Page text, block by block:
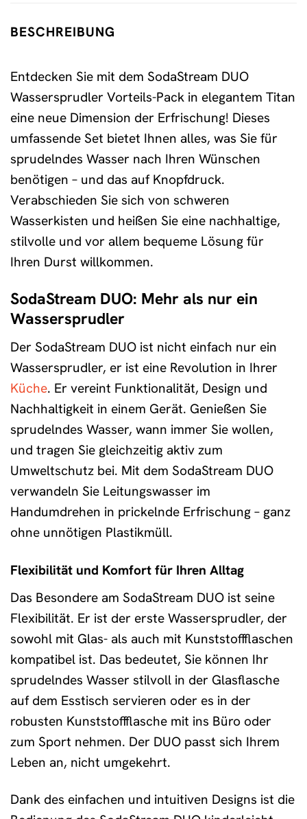
BESCHREIBUNG
Entdecken Sie mit dem SodaStream DUO
Wassersprudler Vorteils-Pack in elegantem Titan
eine neue Dimension der Erfrischung! Dieses
umfassende Set bietet Ihnen alles, was Sie für
sprudelndes Wasser nach Ihren Wünschen
benötigen – und das auf Knopfdruck.
Verabschieden Sie sich von schweren
Wasserkisten und heißen Sie eine nachhaltige,
stilvolle und vor allem bequeme Lösung für
Ihren Durst willkommen.
SodaStream DUO: Mehr als nur ein
Wassersprudler
Der SodaStream DUO ist nicht einfach nur ein
Wassersprudler, er ist eine Revolution in Ihrer
Küche. Er vereint Funktionalität, Design und
Nachhaltigkeit in einem Gerät. Genießen Sie
sprudelndes Wasser, wann immer Sie wollen,
und tragen Sie gleichzeitig aktiv zum
Umweltschutz bei. Mit dem SodaStream DUO
verwandeln Sie Leitungswasser im
Handumdrehen in prickelnde Erfrischung – ganz
ohne unnötigen Plastikmüll.
Flexibilität und Komfort für Ihren Alltag
Das Besondere am SodaStream DUO ist seine
Flexibilität. Er ist der erste Wassersprudler, der
sowohl mit Glas- als auch mit Kunststoffflaschen
kompatibel ist. Das bedeutet, Sie können Ihr
sprudelndes Wasser stilvoll in der Glasflasche
auf dem Esstisch servieren oder es in der
robusten Kunststoffflasche mit ins Büro oder
zum Sport nehmen. Der DUO passt sich Ihrem
Leben an, nicht umgekehrt.
Dank des einfachen und intuitiven Designs ist die